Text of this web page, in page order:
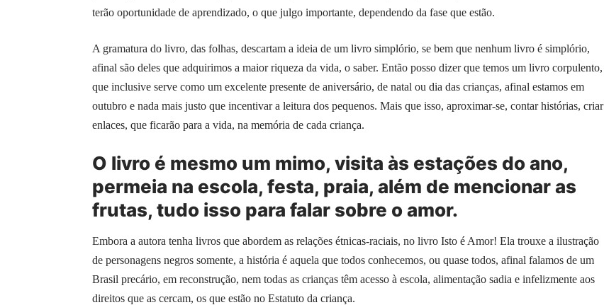
terão oportunidade de aprendizado, o que julgo importante, dependendo da fase que estão.
A gramatura do livro, das folhas, descartam a ideia de um livro simplório, se bem que nenhum livro é simplório,
afinal são deles que adquirimos a maior riqueza da vida, o saber. Então posso dizer que temos um livro corpulento,
que inclusive serve como um excelente presente de aniversário, de natal ou dia das crianças, afinal estamos em
outubro e nada mais justo que incentivar a leitura dos pequenos. Mais que isso, aproximar-se, contar histórias, criar
enlaces, que ficarão para a vida, na memória de cada criança.
O livro é mesmo um mimo, visita às estações do ano,
permeia na escola, festa, praia, além de mencionar as
frutas, tudo isso para falar sobre o amor.
Embora a autora tenha livros que abordem as relações étnicas-raciais, no livro Isto é Amor! Ela trouxe a ilustração
de personagens negros somente, a história é aquela que todos conhecemos, ou quase todos, afinal falamos de um
Brasil precário, em reconstrução, nem todas as crianças têm acesso à escola, alimentação sadia e infelizmente aos
direitos que as cercam, os que estão no Estatuto da criança.